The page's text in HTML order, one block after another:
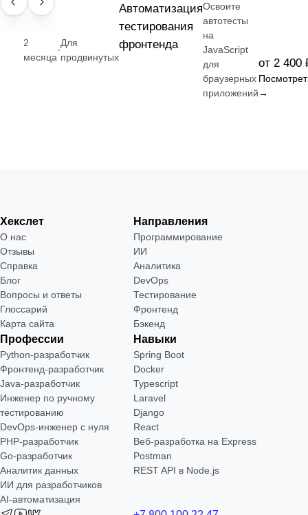
НАВЫК
2
месяца
·
Для
продвинутых
Автоматизация
тестирования
фронтенда
Освоите
автотесты
на
JavaScript
для
браузерных
приложений
от 2 400
→
Хекслет
О нас
Отзывы
Справка
Блог
Вопросы и ответы
Глоссарий
Карта сайта
Направления
Программирование
ИИ
Аналитика
DevOps
Тестирование
Фронтенд
Бэкенд
Профессии
Python-разработчик
Фронтенд-разработчик
Java-разработчик
Инженер по ручному
тестированию
DevOps-инженер с нуля
РНР-разработчик
Go-разработчик
Аналитик данных
ИИ для разработчиков
AI-автоматизация
Навыки
Spring Boot
Docker
Typescript
Laravel
Django
React
Веб-разработка на Express
Postman
REST API в Node.js